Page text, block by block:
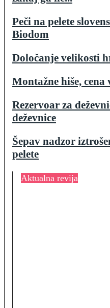
Peči na pelete
Biodom
Določanje velikosti
Montažne hiše,
Rezervoar za
deževnice
Šepav nadzor
pelete
Aktualna revija